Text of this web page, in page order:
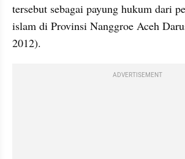
tersebut sebagai payung hukum dari
islam di Provinsi Nanggroe Aceh
2012).
ADVERTISEMENT